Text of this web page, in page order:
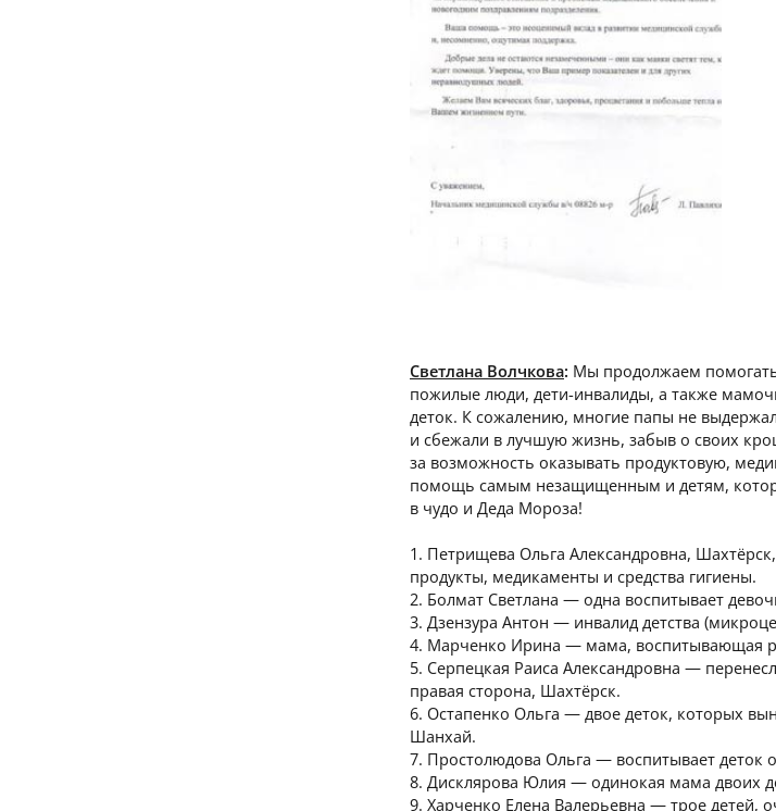
Светлана Волчкова: Мы продолжаем
пожилые люди, дети-инвалиды, а также
деток. К сожалению, многие папы не
и сбежали в лучшую жизнь, забыв о своих
за возможность оказывать продуктовую,
помощь самым незащищенным и детям,
в чудо и Деда Мороза!
1. Петрищева Ольга Александровна,
продукты, медикаменты и средства гигиены.
2. Болмат Светлана — одна воспитывает
3. Дзензура Антон — инвалид детства
4. Марченко Ирина — мама, воспитывающая
5. Серпецкая Раиса Александровна —
правая сторона, Шахтёрск.
6. Остапенко Ольга — двое деток, которых
Шанхай.
7. Простолюдова Ольга — воспитывает деток
8. Дисклярова Юлия — одинокая мама двоих
9. Харченко Елена Валерьевна — трое детей,